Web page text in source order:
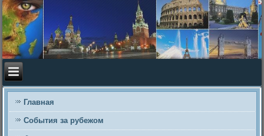
Главная
События за рубежом